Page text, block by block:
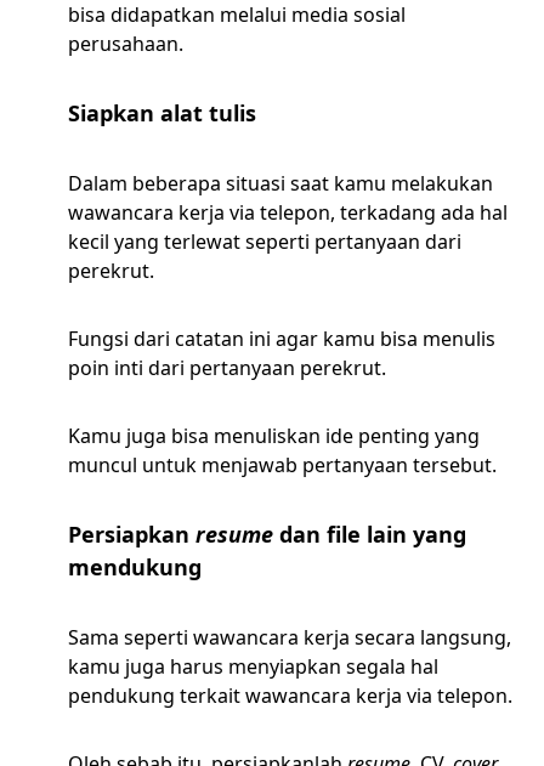
bisa didapatkan melalui media sosial
perusahaan.
Siapkan alat tulis
Dalam beberapa situasi saat kamu melakukan
wawancara kerja via telepon, terkadang ada hal
kecil yang terlewat seperti pertanyaan dari
perekrut.
Fungsi dari catatan ini agar kamu bisa menulis
poin inti dari pertanyaan perekrut.
Kamu juga bisa menuliskan ide penting yang
muncul untuk menjawab pertanyaan tersebut.
Persiapkan resume dan file lain yang
mendukung
Sama seperti wawancara kerja secara langsung,
kamu juga harus menyiapkan segala hal
pendukung terkait wawancara kerja via telepon.